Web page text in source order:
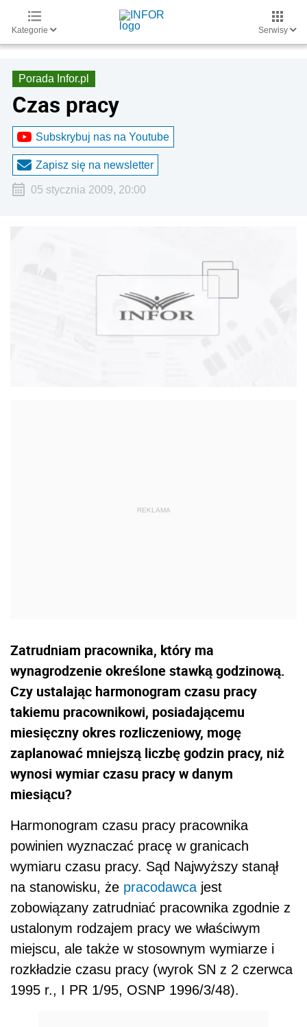
Kategorie Serwisy
Porada Infor.pl
Czas pracy
Subskrybuj nas na Youtube
Zapisz się na newsletter
05 stycznia 2009, 20:00
Zatrudniam pracownika, który ma
wynagrodzenie określone stawką godzinową.
Czy ustalając harmonogram czasu pracy
takiemu pracownikowi, posiadającemu
miesięczny okres rozliczeniowy, mogę
zaplanować mniejszą liczbę godzin pracy, niż
wynosi wymiar czasu pracy w danym
miesiącu?
Harmonogram czasu pracy pracownika
powinien wyznaczać pracę w granicach
wymiaru czasu pracy. Sąd Najwyższy stanął
na stanowisku, że pracodawca jest
zobowiązany zatrudniać pracownika zgodnie z
ustalonym rodzajem pracy we właściwym
miejscu, ale także w stosownym wymiarze i
rozkładzie czasu pracy (wyrok SN z 2 czerwca
1995 r., I PR 1/95, OSNP 1996/3/48).